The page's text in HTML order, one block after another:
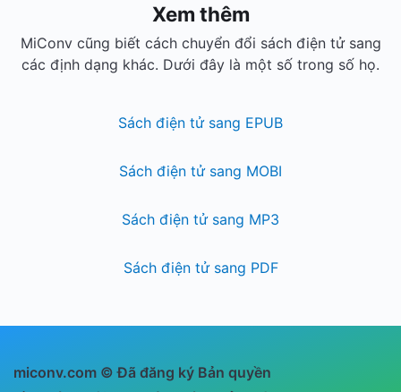
Xem thêm
MiConv cũng biết cách chuyển đổi sách điện tử sang
các định dạng khác. Dưới đây là một số trong số họ.
Sách điện tử sang EPUB
Sách điện tử sang MOBI
Sách điện tử sang MP3
Sách điện tử sang PDF
miconv.com © Đã đăng ký Bản quyền